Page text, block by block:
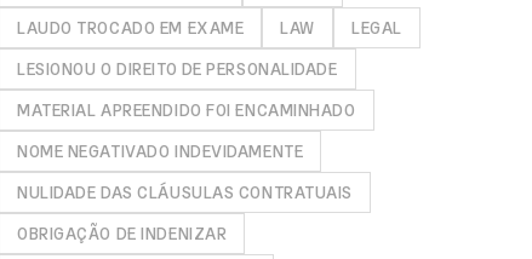
LAUDO TROCADO EM EXAME
LAW
LEGAL
LESIONOU O DIREITO DE PERSONALIDADE
MATERIAL APREENDIDO FOI ENCAMINHADO
NOME NEGATIVADO INDEVIDAMENTE
NULIDADE DAS CLÁUSULAS CONTRATUAIS
OBRIGAÇÃO DE INDENIZAR